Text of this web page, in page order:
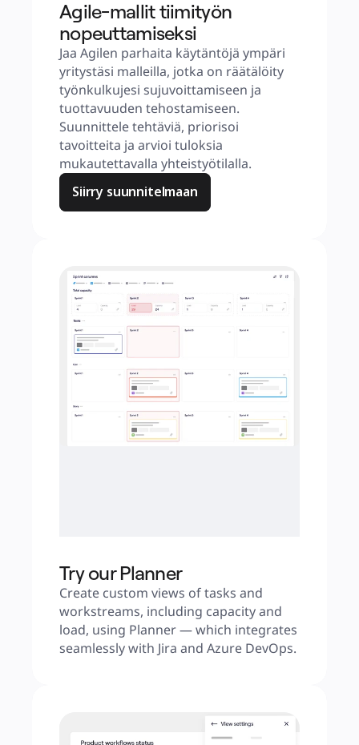
Agile-mallit tiimityön
nopeuttamiseksi
Jaa Agilen parhaita käytäntöjä ympäri
yritystäsi malleilla, jotka on räätälöity
työnkulkujesi sujuvoittamiseen ja
tuottavuuden tehostamiseen.
Suunnittele tehtäviä, priorisoi
tavoitteita ja arvioi tuloksia
mukautettavalla yhteistyötilalla.
Siirry suunnitelmaan
Try our Planner
Create custom views of tasks and
workstreams, including capacity and
load, using Planner — which integrates
seamlessly with Jira and Azure DevOps.